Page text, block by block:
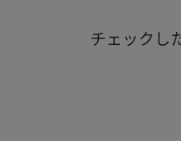
チェックし